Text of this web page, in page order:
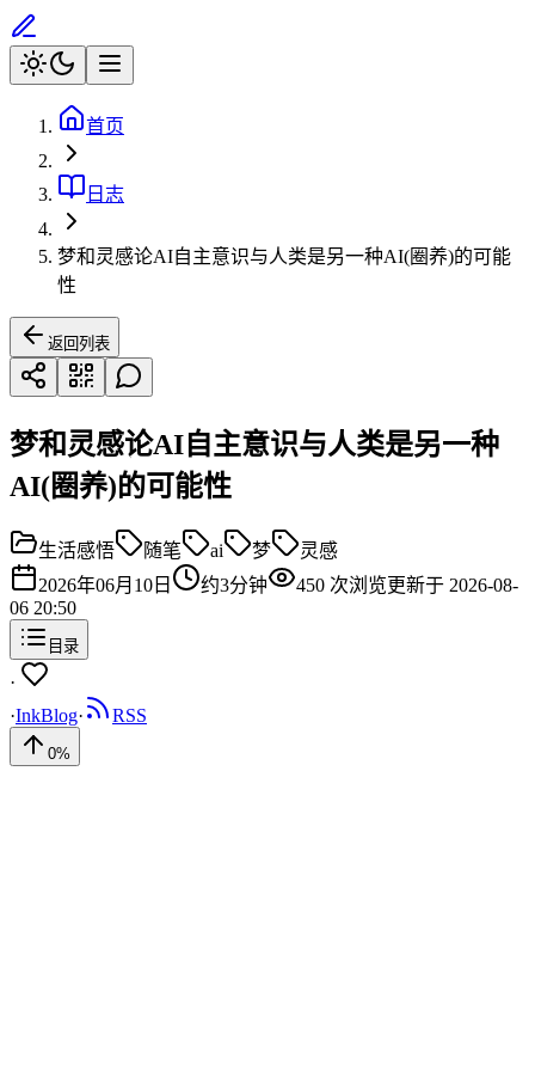
首页
日志
梦和灵感论AI自主意识与人类是另一种AI(圈养)的可能
性
返回列表
梦和灵感论AI自主意识与人类是另一种
AI(圈养)的可能性
生活感悟 随笔 ai 梦
灵感
2026年06月10日
约3分钟 450 次浏览更新于 2026-08-
06 20:50
目录
·
·InkBlog· RSS
0%